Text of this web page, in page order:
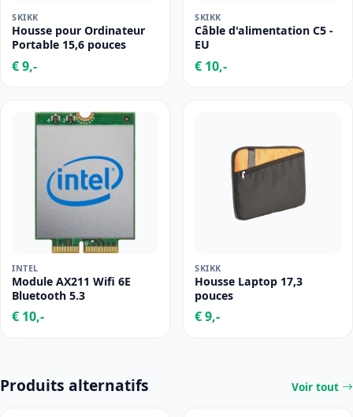
SKIKK
Housse pour Ordinateur
Portable 15,6 pouces
€ 9,-
SKIKK
Câble d'alimentation C5 -
EU
€ 10,-
INTEL
Module AX211 Wifi 6E
Bluetooth 5.3
€ 10,-
SKIKK
Housse Laptop 17,3
pouces
€ 9,-
Produits alternatifs Voir tout